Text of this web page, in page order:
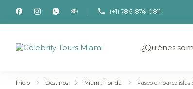
(+1) 786-874-0811
Celebrity Tours
Actividades y¿Quiénes
Inicio Destinos Miami, Florida Paseo en barco islas